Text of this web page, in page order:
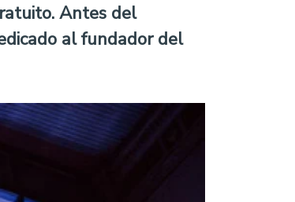
Antes del
al fundador del